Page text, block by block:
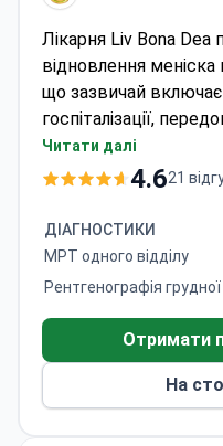
Лікарня Liv Bona Dea
відновлення меніска
що зазвичай включає
госпіталізації,
перекладача.
дотримується
можуть
допомогу
відновленням –
Безкоштовний
логістику для
Читати далі
4.621
ДІАГНОСТИКИ
МРТ одного відділу
Рентгенографія грудної
Отримати
На